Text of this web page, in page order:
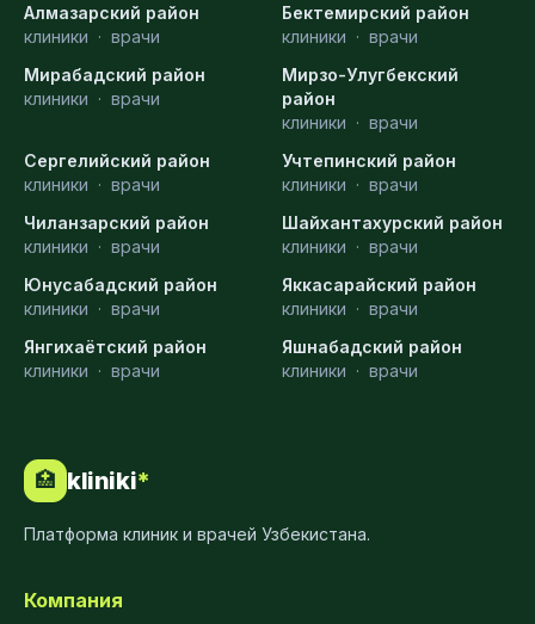
Алмазарский район
клиники · врачи
Бектемирский район
клиники · врачи
Мирабадский район
клиники · врачи
Мирзо-Улугбекский
район
клиники · врачи
Сергелийский район
клиники · врачи
Учтепинский район
клиники · врачи
Чиланзарский район
клиники · врачи
Шайхантахурский район
клиники · врачи
Юнусабадский район
клиники · врачи
Яккасарайский район
клиники · врачи
Янгихаётский район
клиники · врачи
Яшнабадский район
клиники · врачи
🏥 kliniki*
Платформа клиник и врачей Узбекистана.
Компания